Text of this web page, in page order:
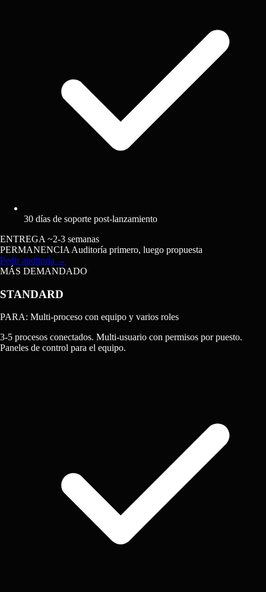
30 días de soporte post-lanzamiento
ENTREGA ~2-3 semanas
PERMANENCIA Auditoría primero, luego propuesta
Pedir auditoría →
MÁS DEMANDADO
STANDARD
PARA: Multi-proceso con equipo y varios roles
3-5 procesos conectados. Multi-usuario con permisos por puesto.
Paneles de control para el equipo.